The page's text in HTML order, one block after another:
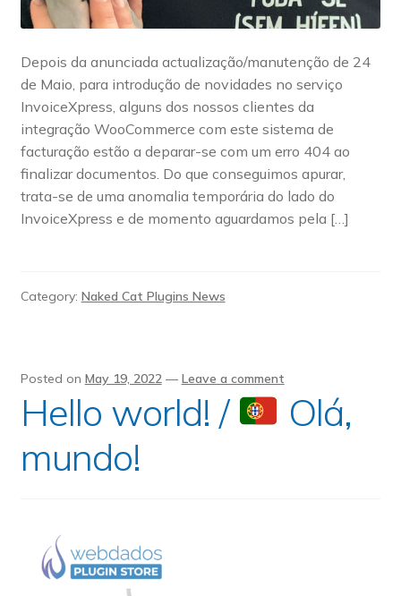
Depois da anunciada actualização/manutenção de 24
de Maio, para introdução de novidades no serviço
InvoiceXpress, alguns dos nossos clientes da
integração WooCommerce com este sistema de
facturação estão a deparar-se com um erro 404 ao
finalizar documentos. Do que conseguimos apurar,
trata-se de uma anomalia temporária do lado do
InvoiceXpress e de momento aguardamos pela […]
Category: Naked Cat Plugins News
Posted on May 19, 2022 — Leave a comment
Hello world! /
Olá,
mundo!